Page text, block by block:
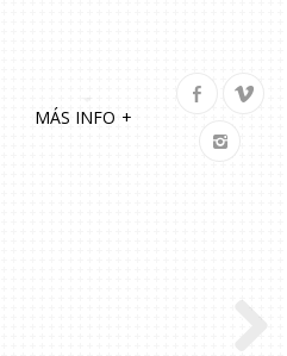
MÁS INFO +